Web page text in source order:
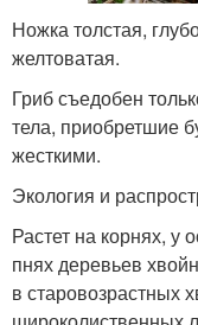
Ножка толстая,
желтоватая.
Гриб съедобен
тела, приобретшие
жесткими.
Экология и
Растет на корнях, у
пнях деревьев
в старовозрастных